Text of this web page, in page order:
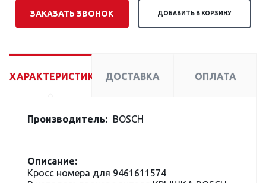
ЗАКАЗАТЬ ЗВОНОК ДОБАВИТЬ В КОРЗИНУ
ХАРАКТЕРИСТИКИ ДОСТАВКА ОПЛАТА
Производитель: BOSCH
Описание:
Кросс номера для 9461611574